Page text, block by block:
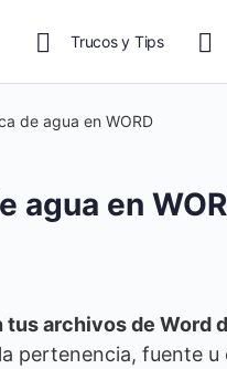
Trucos y Tips
de agua en WORD
agua en
tus archivos de Word
pertenencia, fuente